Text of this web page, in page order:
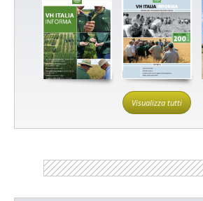
Visualizza tutti